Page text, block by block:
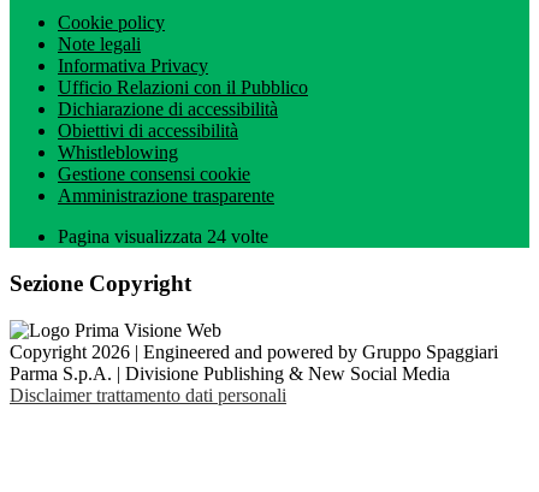
Cookie policy
Note legali
Informativa Privacy
Ufficio Relazioni con il Pubblico
Dichiarazione di accessibilità
Obiettivi di accessibilità
Whistleblowing
Gestione consensi cookie
Amministrazione trasparente
Pagina visualizzata 24 volte
Sezione Copyright
Copyright 2026 | Engineered and powered by Gruppo Spaggiari
Parma S.p.A. | Divisione Publishing & New Social Media
Disclaimer trattamento dati personali